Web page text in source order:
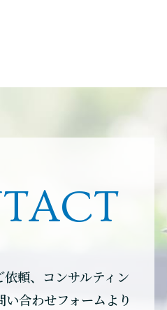
頼、コンサルティン
い合わせフォームより